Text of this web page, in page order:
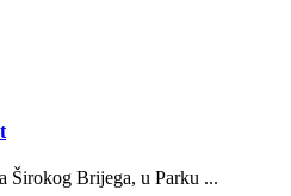
Širokog Brijega, u Parku ...